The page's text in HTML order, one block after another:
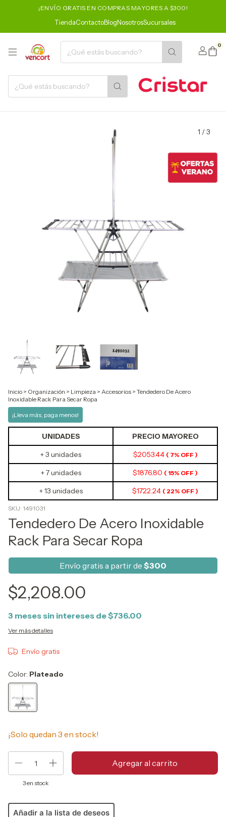
¡ENVÍO GRATIS EN COMPRAS MAYORES A $300!
TiendaContactoBlogNosotrosSucursales
0
1 /3
Inicio > Organización > Limpieza > Accesorios > Tendedero De Acero
Inoxidable Rack Para Secar Ropa
¡Lleva más, paga menos!
PRECIO MAYOREO
UNIDADES
$2053.44 ( 7% OFF )
+ 3 unidades
$1876.80 ( 15% OFF )
+ 7 unidades
$1722.24 ( 22% OFF )
+ 13 unidades
SKU: 1491031
Tendedero De Acero Inoxidable
Rack Para Secar Ropa
Envío gratis a partir de $300
$2,208.00
3 meses sin intereses de$736.00
Ver más detalles
Añadir a la lista de deseos
Envío gratis
Color: Plateado
¡Solo quedan 3 en stock!
3en stock